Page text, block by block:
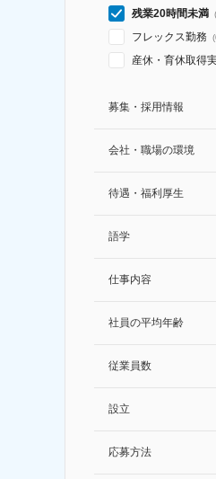
残業20時間未満 (
フレックス勤務 (
産休・育休取得
募集・採用情報
会社・職場の環境
待遇・福利厚生
語学
仕事内容
社員の平均年齢
従業員数
設立
応募方法